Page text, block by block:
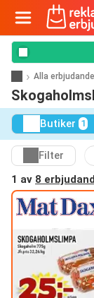
Alla
Butiker 1
Filter
1 av 8